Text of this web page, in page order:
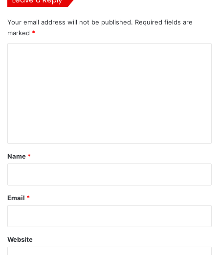
Your email address will not be published. Required fields are
marked *
*
Name *
Email *
Website